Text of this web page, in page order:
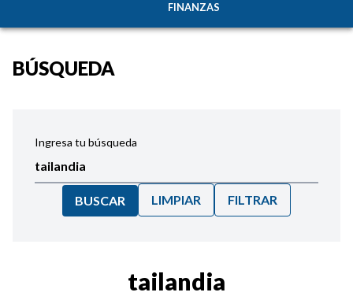
FINANZAS
BÚSQUEDA
Ingresa tu búsqueda
BUSCAR LIMPIAR FILTRAR
tailandia